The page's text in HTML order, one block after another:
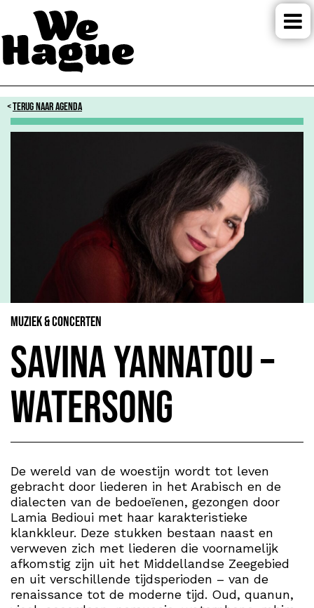
TERUG NAAR AGENDA
Muziek & Concerten
Savina Yannatou –
Watersong
De wereld van de woestijn wordt tot leven
gebracht door liederen in het Arabisch en de
dialecten van de bedoeïenen, gezongen door
Lamia Bedioui met haar karakteristieke
klankkleur. Deze stukken bestaan naast en
verweven zich met liederen die voornamelijk
afkomstig zijn uit het Middellandse Zeegebied
en uit verschillende tijdsperioden – van de
renaissance tot de moderne tijd. Oud, quanun,